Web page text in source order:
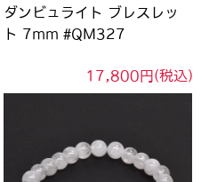
ダンビュライト ブレスレッ
ト 7mm #QM327
17,800円(税込)